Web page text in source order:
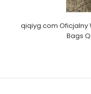
qiqiyg.com Oficjalny
Bags